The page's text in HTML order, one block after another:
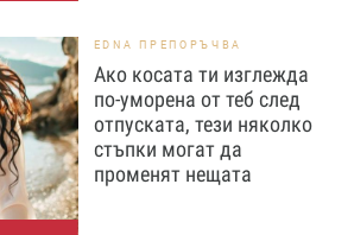
EDNA ПРЕПОРЪЧВА
Ако косата ти изглежда
по-уморена от теб след
отпуската, тези няколко
стъпки могат да
променят нещата